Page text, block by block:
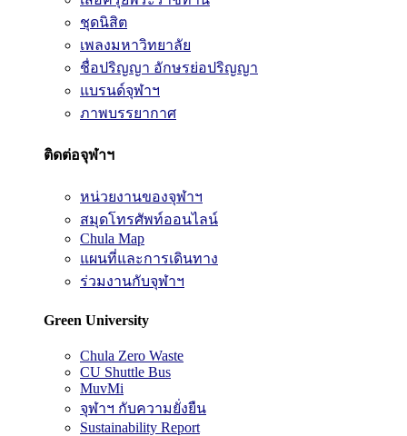
ชุดนิสิต
เพลงมหาวิทยาลัย
ชื่อปริญญา อักษรย่อปริญญา
แบรนด์จุฬาฯ
ภาพบรรยากาศ
ติดต่อจุฬาฯ
หน่วยงานของจุฬาฯ
สมุดโทรศัพท์ออนไลน์
Chula Map
แผนที่และการเดินทาง
ร่วมงานกับจุฬาฯ
Green University
Chula Zero Waste
CU Shuttle Bus
MuvMi
จุฬาฯ กับความยั่งยืน
Sustainability Report